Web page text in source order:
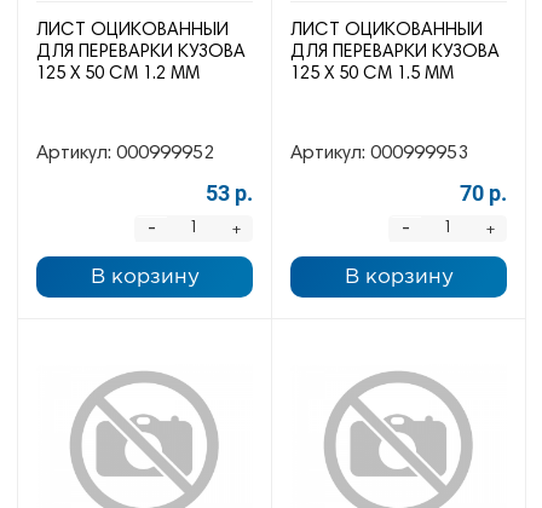
ЛИСТ ОЦИКОВАННЫЙ
ДЛЯ ПЕРЕВАРКИ КУЗОВА
125 Х 50 СМ 1.2 ММ
Артикул: 000999952
53 р.
+
-
В корзину
ЛИСТ ОЦИКОВАННЫЙ
ДЛЯ ПЕРЕВАРКИ КУЗОВА
125 Х 50 СМ 1.5 ММ
Артикул: 000999953
70 р.
+
-
В корзину